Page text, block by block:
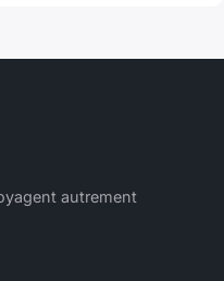
autrement